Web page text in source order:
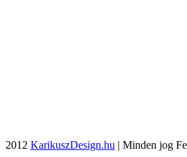
2012 KarikuszDesign.hu | Minden jog